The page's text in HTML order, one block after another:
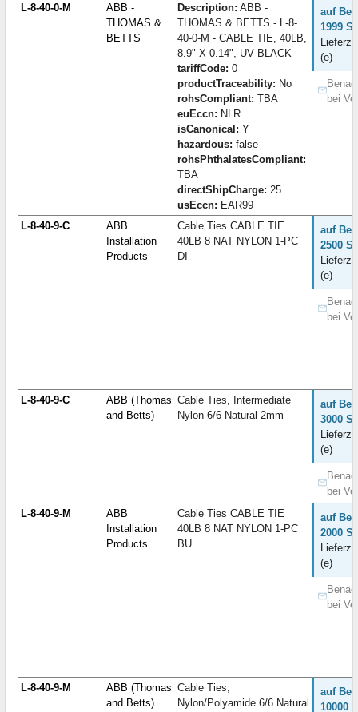
L-8-40-0-M
ABB -
THOMAS &
BETTS
Description: ABB -
THOMAS & BETTS - L-8-
40-0-M - CABLE TIE, 40LB,
8.9" X 0.14", UV BLACK
tariffCode: 0
productTraceability: No
rohsCompliant: TBA
euEccn: NLR
isCanonical: Y
hazardous: false
rohsPhthalatesCompliant:
TBA
directShipCharge: 25
usEccn: EAR99
auf
1999
(e)
bei
L-8-40-9-C
ABB
Installation
Products
Cable Ties CABLE TIE
40LB 8 NAT NYLON 1-PC
DI
auf
2500
(e)
bei
L-8-40-9-C
ABB (Thomas
and Betts)
Cable Ties, Intermediate
Nylon 6/6 Natural 2mm
auf
3000
(e)
bei
L-8-40-9-M
ABB
Installation
Products
Cable Ties CABLE TIE
40LB 8 NAT NYLON 1-PC
BU
auf
2000
(e)
bei
L-8-40-9-M
ABB (Thomas
and Betts)
Cable Ties,
Nylon/Polyamide 6/6 Natural
auf
10000